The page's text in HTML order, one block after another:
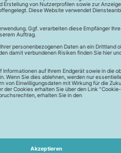
eingesetzt werden
sind. Das verleiht